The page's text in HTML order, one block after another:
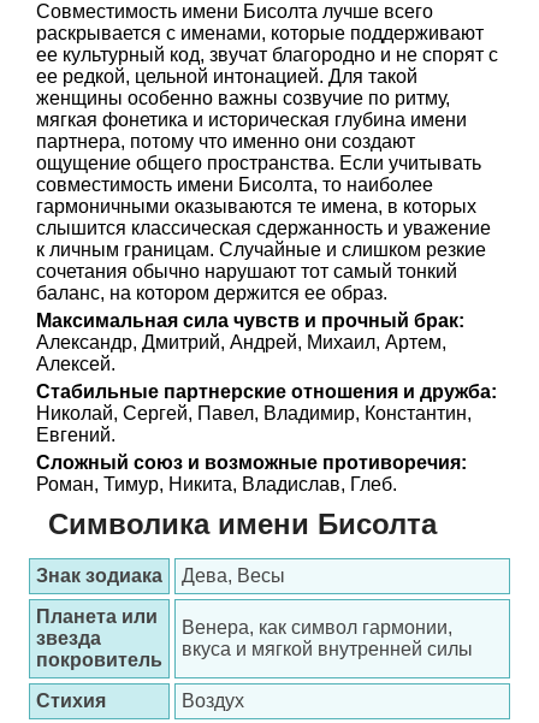
Совместимость имени Бисолта лучше всего
раскрывается с именами, которые поддерживают
ее культурный код, звучат благородно и не спорят с
ее редкой, цельной интонацией. Для такой
женщины особенно важны созвучие по ритму,
мягкая фонетика и историческая глубина имени
партнера, потому что именно они создают
ощущение общего пространства. Если учитывать
совместимость имени Бисолта, то наиболее
гармоничными оказываются те имена, в которых
слышится классическая сдержанность и уважение
к личным границам. Случайные и слишком резкие
сочетания обычно нарушают тот самый тонкий
баланс, на котором держится ее образ.
Максимальная сила чувств и прочный брак:
Александр, Дмитрий, Андрей, Михаил, Артем,
Алексей.
Стабильные партнерские отношения и дружба:
Николай, Сергей, Павел, Владимир, Константин,
Евгений.
Сложный союз и возможные противоречия:
Роман, Тимур, Никита, Владислав, Глеб.
Символика имени Бисолта
Знак зодиака
Дева, Весы
Планета или
звезда
покровитель
Венера, как символ гармонии,
вкуса и мягкой внутренней силы
Стихия Воздух